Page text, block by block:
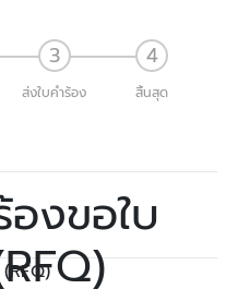
ส่งใบคำร้อง สิ้นสุด
งขอใบ